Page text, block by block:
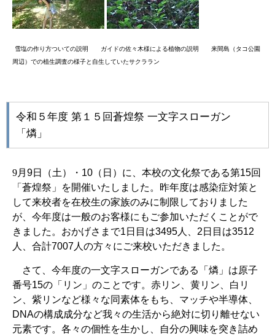
雪塩の作り方ついての説明 ガイドの佐々木様による植物の説明 来間島（タコ公園
周辺）での植生調査の様子と自生していたサクララン
令和５年度 第１５回蒼煌祭 一文字スローガン
「燐」
9月 9日（土）・ 10 （日）に、本校の文化祭である第15回
「蒼煌祭」を開催いたしました。昨年度は感染症対策と
して来校者を在校生の家族のみに制限しておりました
が、今年度は一般のお客様にもご参加いただくことがで
きました。おかげさまで1 日目は3495人、 2 日目は3512
人、合計7007人の方々にご来校いただきました。
さて、今年度の一文字スローガンである「燐」は原子
番号15の「リン」のことです。赤リン、黄リン、白リ
ン、紫リンなど様々な同素体をもち、マッチや半導体、
DNAの構成成分など我々の生活から絶対に切り離せない
元素です。各々の個性を生かし、自分の興味を突き詰め